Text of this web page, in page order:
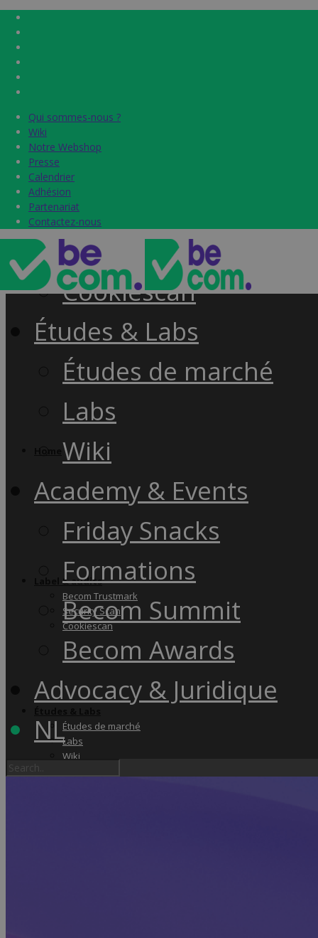
Qui sommes-nous ?
Wiki
Notre Webshop
Presse
Calendrier
Adhésion
Partenariat
Contactez-nous
Label & audits
Becom Trustmark
Security Scan
Cookiescan
Études de marché
Labs
Wiki
Qui sommes-nous ?
Wiki
Notre Webshop
Presse
Calendrier
Adhésion
Partenariat
Contactez-nous
Home
Label & audits
Becom Trustmark
Security Scan
Cookiescan
Études & Labs
Études de marché
Labs
Wiki
Academy & Events
Friday Snacks
Formations
Becom Summit
Becom Awards
Advocacy & Juridique
NL